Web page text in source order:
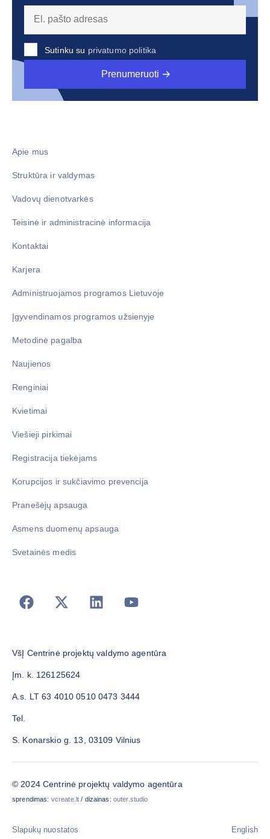
Sutinku su privatumo politika
Prenumeruoti
Apie mus
Struktūra ir valdymas
Vadovų dienotvarkės
Teisinė ir administracinė informacija
Kontaktai
Karjera
Administruojamos programos Lietuvoje
Įgyvendinamos programos užsienyje
Metodinė pagalba
Naujienos
Renginiai
Kvietimai
Viešieji pirkimai
Registracija tiekėjams
Korupcijos ir sukčiavimo prevencija
Pranešėjų apsauga
Asmens duomenų apsauga
Svetainės medis
VšĮ Centrinė projektų valdymo agentūra
Įm. k. 126125624
A.s. LT 63 4010 0510 0473 3444
Tel.
S. Konarskio g. 13, 03109 Vilnius
© 2024 Centrinė projektų valdymo agentūra
sprendimas: vcreate.lt / dizainas: outer.studio
Slapukų nuostatos English